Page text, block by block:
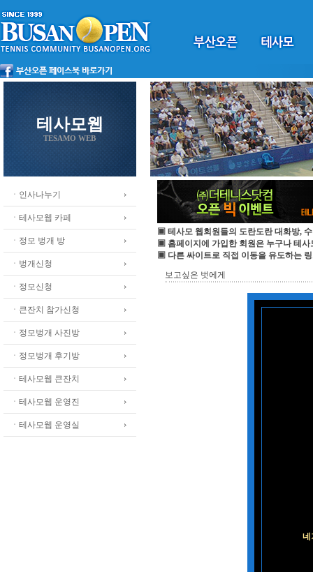
테사모웹
TESAMO WEB
ㆍ인사나누기
ㆍ테사모웹 카페
ㆍ정모 벙개 방
ㆍ벙개신청
ㆍ정모신청
ㆍ큰잔치 참가신청
ㆍ정모벙개 사진방
ㆍ정모벙개 후기방
ㆍ테사모웹 큰잔치
ㆍ테사모웹 운영진
ㆍ테사모웹 운영실
▣ 테사모 웹회원들의 도란도란 대화방,
▣ 홈페이지에 가입한 회원은 누구나 테사
▣ 다른 싸이트로 직접 이동을 유도하는
보고싶은 벗에게